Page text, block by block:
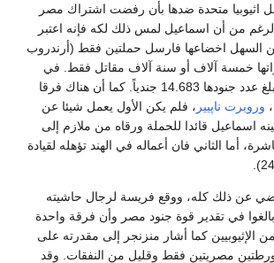
اثيوبيا متحدة ضدها بأن رفضت اشتراك مصر
من أن اسماعيل لمس ذلك لكه فإنه اعتبر
من السهل اخضاعها فارسل حملتين فقط (أرندروب
خمسة آلاف أو سنة آلاف مقاتل فقط. في
بلغ عدد جنودها 14.683 جندياً. كما أن هناك فرقا
وروبرت ناپيير ، فلم يكن الأول يعمل شيئا عن
اسماعيل قائدا للحملة ورقاه من ملازم إلى
أما الثاني فان أعماله في الهند تؤهله لقيادة
عن ذلك كله، ووقع فريسة لرجال حاشيته
في تقدير قوة جنود مصر وأن فرقة واحدة
الإثيوبيين كما أشار منزنجر إلى مقدرته على
مصريتين فقط وقليل من النفقات. وقد